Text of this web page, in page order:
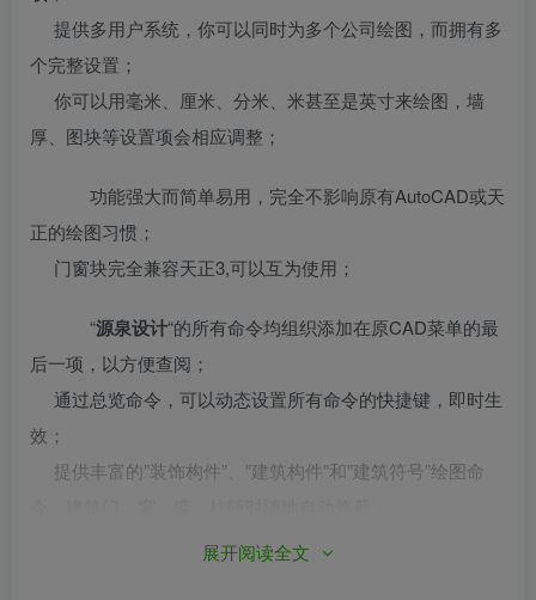
提供多用户系统，你可以同时为多个公司绘图，而拥有多
个完整设置；
你可以用毫米、厘米、分米、米甚至是英寸来绘图，墙
厚、图块等设置项会相应调整；
功能强大而简单易用，完全不影响原有AutoCAD或天
正的绘图习惯；
门窗块完全兼容天正3,可以互为使用；
“源泉设计“的所有命令均组织添加在原CAD菜单的最
后一项，以方便查阅；
通过总览命令，可以动态设置所有命令的快捷键，即时生
效；
提供丰富的”装饰构件”、”建筑构件”和”建筑符号”绘图命
提供类似 ACDSee 的图库管理，操作直观、维护方便；
展开阅读全文